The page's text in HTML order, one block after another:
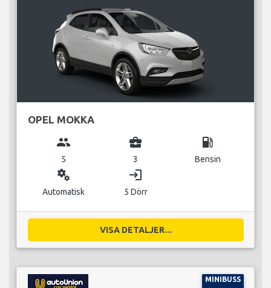
OPEL MOKKA
group
5
business_center
3
local_gas_station
Bensin
miscellaneous_services
Automatisk
login
5 Dörr
VISA DETALJER...
MINIBUSS